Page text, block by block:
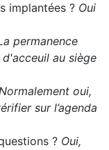
implantées ? Oui
permanence
au siège
oui,
sur l’agenda
? Oui,